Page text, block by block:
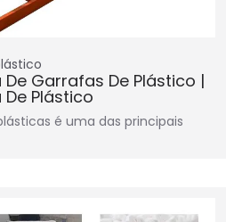
Garrafas De Plástico |
Plástico
é uma das principais